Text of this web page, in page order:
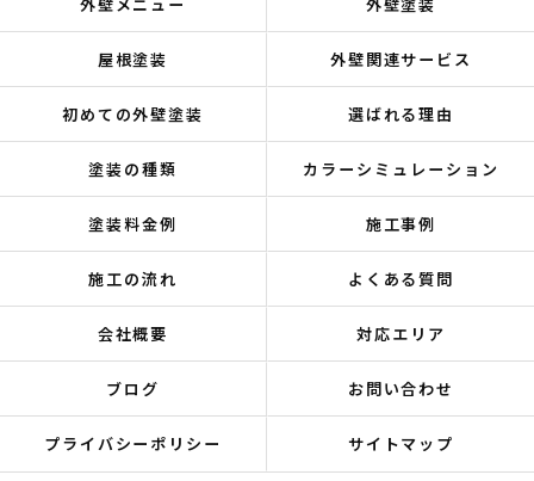
屋根塗装 外壁関連サービス
初めての外壁塗装 選ばれる理由
塗装の種類 カラーシミュレーション
塗装料金例 施工事例
施工の流れ よくある質問
会社概要 対応エリア
ブログ お問い合わせ
プライバシーポリシー サイトマップ